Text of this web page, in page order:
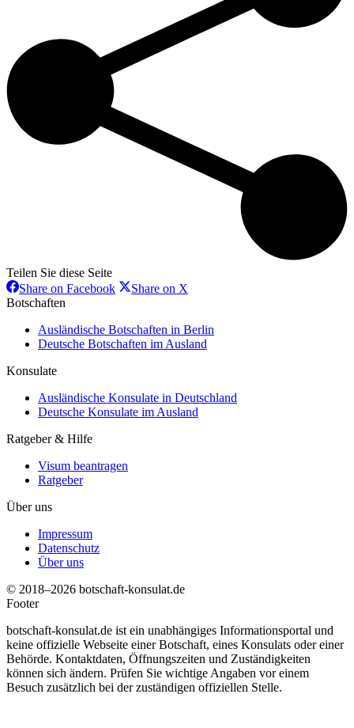
Teilen Sie diese Seite
Share on FacebookShareShare on X
Botschaften
Ausländische Botschaften in Berlin
Deutsche Botschaften im Ausland
Konsulate
Ausländische Konsulate in Deutschland
Deutsche Konsulate im Ausland
Ratgeber & Hilfe
Visum beantragen
Ratgeber
Über uns
Impressum
Datenschutz
Über uns
© 2018–2026 botschaft-konsulat.de
Footer
botschaft-konsulat.de ist ein unabhängiges Informationsportal und
keine offizielle Webseite einer Botschaft, eines Konsulats oder einer
Behörde. Kontaktdaten, Öffnungszeiten und Zuständigkeiten
können sich ändern. Prüfen Sie wichtige Angaben vor einem
Besuch zusätzlich bei der zuständigen offiziellen Stelle.